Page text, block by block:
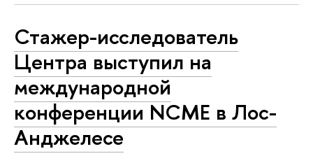
Стажер-исследователь
Центра выступил на
международной
конференции NCME в Лос-
Анджелесе